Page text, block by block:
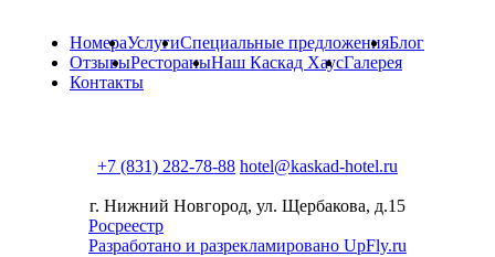
НомераУслугиСпециальные предложенияБлог
ОтзывыРестораныНаш Каскад ХаусГалерея
Контакты
+7 (831) 282-78-88 hotel@kaskad-hotel.ru
г. Нижний Новгород, ул. Щербакова, д.15
Росреестр
Разработано и разрекламировано UpFly.ru